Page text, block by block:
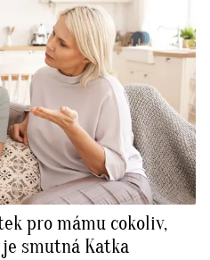
pro mámu cokoliv,
smutná Katka